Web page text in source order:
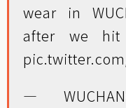
wear in
after we hit
—